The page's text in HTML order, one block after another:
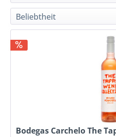
Bodegas Carchelo The